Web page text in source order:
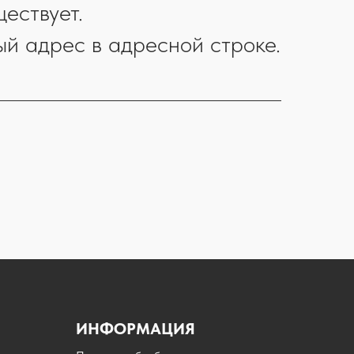
адрес в адресной строке.
ИНФОРМАЦИЯ